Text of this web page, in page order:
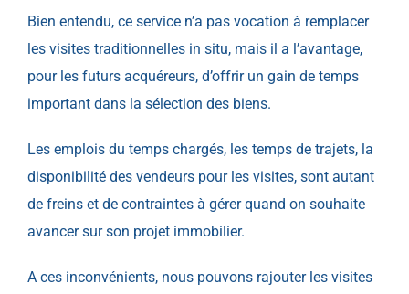
Bien entendu, ce service n’a pas vocation à remplacer
les visites traditionnelles in situ, mais il a l’avantage,
pour les futurs acquéreurs, d’offrir un gain de temps
important dans la sélection des biens.
Les emplois du temps chargés, les temps de trajets, la
disponibilité des vendeurs pour les visites, sont autant
de freins et de contraintes à gérer quand on souhaite
avancer sur son projet immobilier.
A ces inconvénients, nous pouvons rajouter les visites